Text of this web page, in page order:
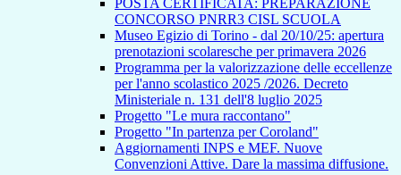
POSTA CERTIFICATA: PREPARAZIONE
CONCORSO PNRR3 CISL SCUOLA
Museo Egizio di Torino - dal 20/10/25: apertura
prenotazioni scolaresche per primavera 2026
Programma per la valorizzazione delle eccellenze
per l'anno scolastico 2025 /2026. Decreto
Ministeriale n. 131 dell'8 luglio 2025
Progetto "Le mura raccontano"
Progetto "In partenza per Coroland"
Aggiornamenti INPS e MEF. Nuove
Convenzioni Attive. Dare la massima diffusione.